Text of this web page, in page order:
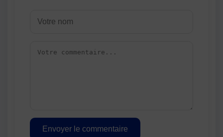
Envoyer le commentaire